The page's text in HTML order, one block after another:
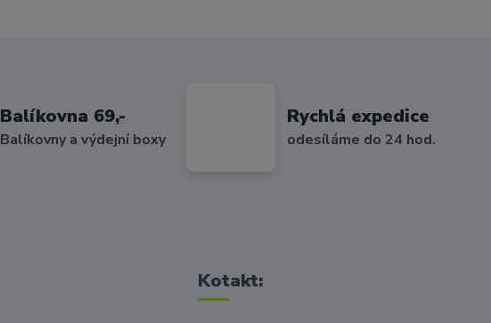
Balíkovna 69,-
Balíkovny a výdejní boxy
Rychlá expedice
odesíláme do 24 hod.
Kotakt: